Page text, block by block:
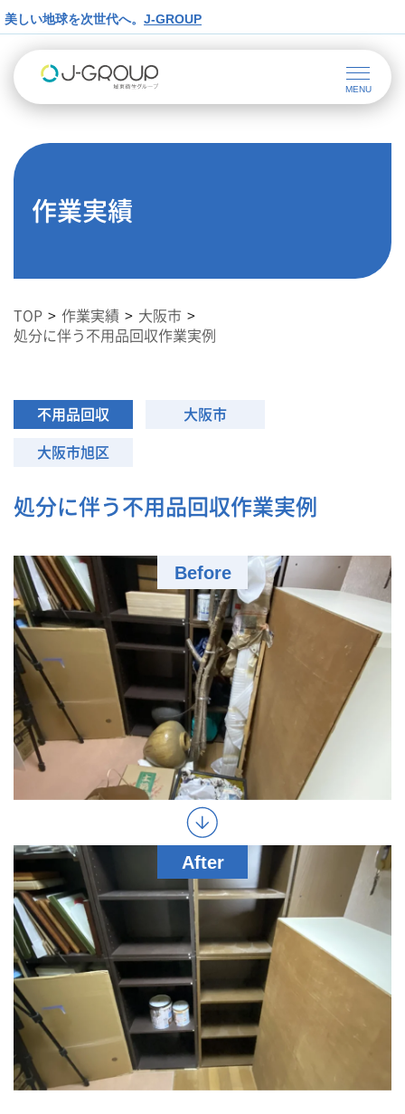
美しい地球を次世代へ。 J-GROUP
作業実績
TOP 作業実績
大阪市
処分に伴う不用品回収作業実例
不用品回収 大阪市
大阪市旭区
処分に伴う不用品回収作業実例